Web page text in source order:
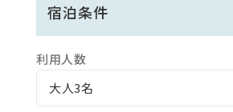
・朝7時より仮のお手続きを承ります
・学生団体等の利用がある日程がござ
宿泊条件
利用人数
大人3名